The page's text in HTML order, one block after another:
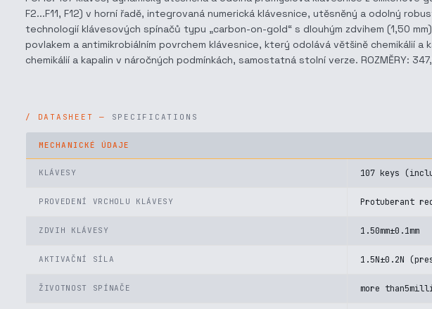
F2...F11, F12) v horní řadě, integrovaná numerická klávesnice, utěsněný a odolný
technologií klávesových spínačů typu „carbon-on-gold“ s dlouhým zdvihem (1,50
povlakem a antimikrobiálním povrchem klávesnice, který odolává většině chemikálií
chemikálií a kapalin v náročných podmínkách, samostatná stolní verze. ROZMĚRY:
SPECIFICATIONS
MECHANICKÉ ÚDAJE
KLÁVESY 107 keys
PROVEDENÍ VRCHOLU KLÁVESY Protuberant
ZDVIH KLÁVESY 1.50mm±0.1mm
AKTIVAČNÍ SÍLA 1.5N±0.2N
ŽIVOTNOST SPÍNAČE more